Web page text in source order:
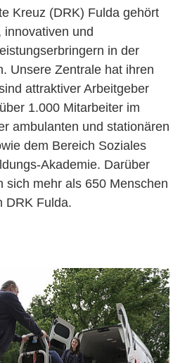
Kreuz (DRK) Fulda gehört
innovativen und
in der
Unsere Zentrale hat ihren
attraktiver Arbeitgeber
1.000 Mitarbeiter im
ambulanten und stationären
dem Bereich Soziales
Akademie. Darüber
sich mehr als 650 Menschen
DRK Fulda.